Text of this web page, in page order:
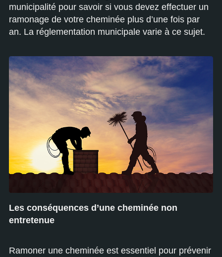
municipalité pour savoir si vous devez effectuer un
ramonage de votre cheminée plus d’une fois par
an. La réglementation municipale varie à ce sujet.
Les conséquences d’une cheminée non
entretenue
Ramoner une cheminée est essentiel pour prévenir